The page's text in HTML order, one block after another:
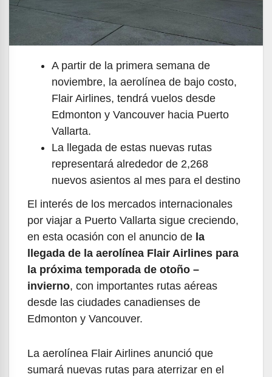
A partir de la primera semana de
noviembre, la aerolínea de bajo costo,
Flair Airlines, tendrá vuelos desde
Edmonton y Vancouver hacia Puerto
Vallarta.
La llegada de estas nuevas rutas
representará alrededor de 2,268
nuevos asientos al mes para el destino
El interés de los mercados internacionales
por viajar a Puerto Vallarta sigue creciendo,
en esta ocasión con el anuncio de la
llegada de la aerolínea Flair Airlines para
la próxima temporada de otoño –
invierno, con importantes rutas aéreas
desde las ciudades canadienses de
Edmonton y Vancouver.
La aerolínea Flair Airlines anunció que
sumará nuevas rutas para aterrizar en el